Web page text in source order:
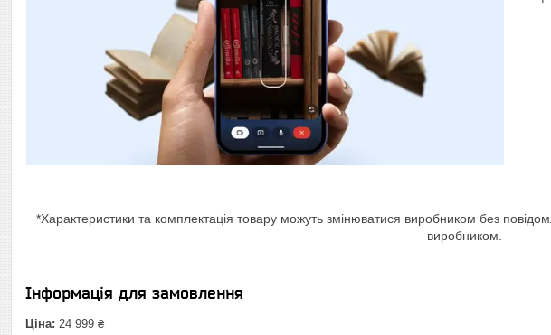
*Характеристики та комплектація товару можуть змінюватися виробником без
виробником.
Інформація для замовлення
Ціна: 24 999 ₴